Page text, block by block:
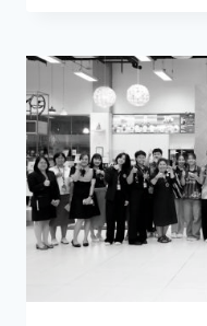
ร่วม
กับ
โรงเรียน
กฎหมาย
และ
การเมือง
จัด
กิจกรรม
“คุย
สบาย